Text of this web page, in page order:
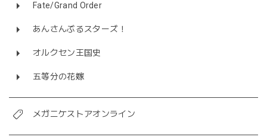
Fate/Grand Order
あんさんぶるスターズ！
オルクセン王国史
五等分の花嫁
メガニケストアオンライン